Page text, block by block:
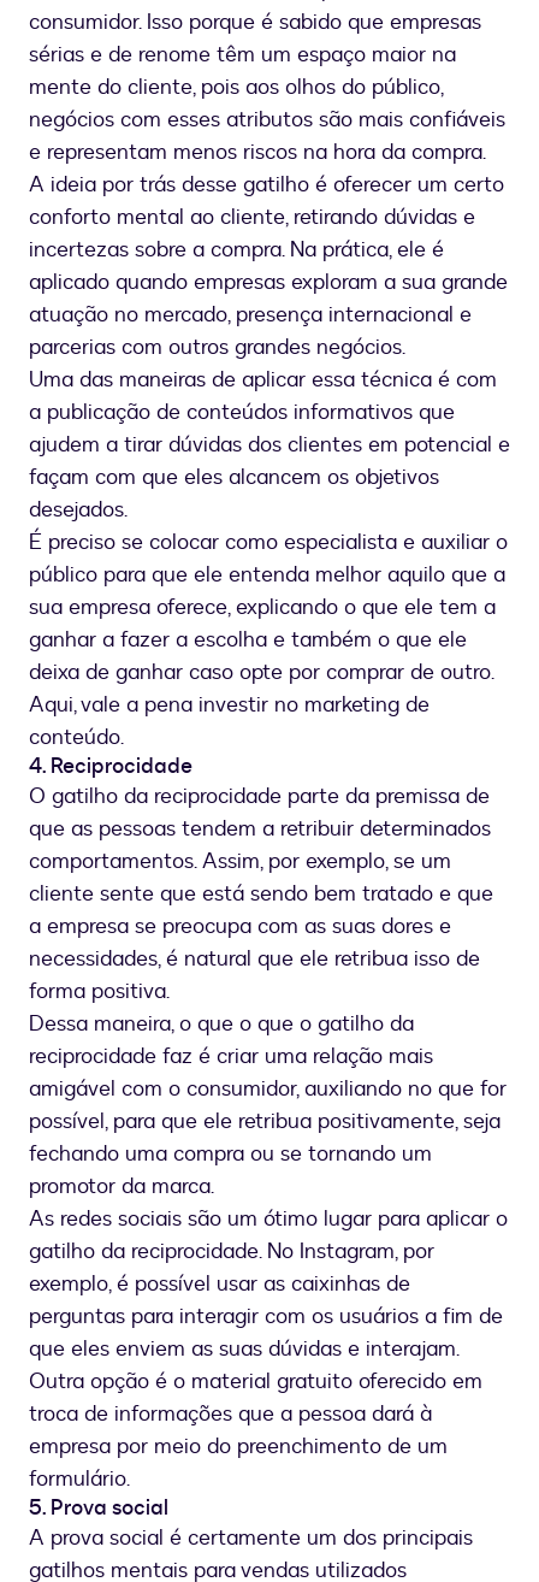
consumidor. Isso porque é sabido que empresas
sérias e de renome têm um espaço maior na
mente do cliente, pois aos olhos do público,
negócios com esses atributos são mais confiáveis
e representam menos riscos na hora da compra.
A ideia por trás desse gatilho é oferecer um certo
conforto mental ao cliente, retirando dúvidas e
incertezas sobre a compra. Na prática, ele é
aplicado quando empresas exploram a sua grande
atuação no mercado, presença internacional e
parcerias com outros grandes negócios.
Uma das maneiras de aplicar essa técnica é com
a publicação de conteúdos informativos que
ajudem a tirar dúvidas dos clientes em potencial e
façam com que eles alcancem os objetivos
desejados.
É preciso se colocar como especialista e auxiliar o
público para que ele entenda melhor aquilo que a
sua empresa oferece, explicando o que ele tem a
ganhar a fazer a escolha e também o que ele
deixa de ganhar caso opte por comprar de outro.
Aqui, vale a pena investir no marketing de
conteúdo.
4. Reciprocidade
O gatilho da reciprocidade parte da premissa de
que as pessoas tendem a retribuir determinados
comportamentos. Assim, por exemplo, se um
cliente sente que está sendo bem tratado e que
a empresa se preocupa com as suas dores e
necessidades, é natural que ele retribua isso de
forma positiva.
Dessa maneira, o que o que o gatilho da
reciprocidade faz é criar uma relação mais
amigável com o consumidor, auxiliando no que for
possível, para que ele retribua positivamente, seja
fechando uma compra ou se tornando um
promotor da marca.
As redes sociais são um ótimo lugar para aplicar o
gatilho da reciprocidade. No Instagram, por
exemplo, é possível usar as caixinhas de
perguntas para interagir com os usuários a fim de
que eles enviem as suas dúvidas e interajam.
Outra opção é o material gratuito oferecido em
troca de informações que a pessoa dará à
empresa por meio do preenchimento de um
formulário.
5. Prova social
A prova social é certamente um dos principais
gatilhos mentais para vendas utilizados